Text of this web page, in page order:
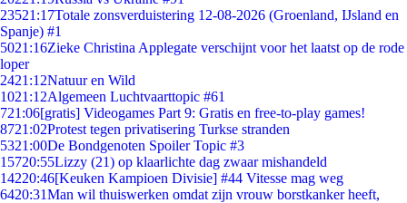
23521:17Totale zonsverduistering 12-08-2026 (Groenland, IJsland en
Spanje) #1
5021:16Zieke Christina Applegate verschijnt voor het laatst op de rode
loper
2421:12Natuur en Wild
1021:12Algemeen Luchtvaarttopic #61
721:06[gratis] Videogames Part 9: Gratis en free-to-play games!
8721:02Protest tegen privatisering Turkse stranden
5321:00De Bondgenoten Spoiler Topic #3
15720:55Lizzy (21) op klaarlichte dag zwaar mishandeld
14220:46[Keuken Kampioen Divisie] #44 Vitesse mag weg
6420:31Man wil thuiswerken omdat zijn vrouw borstkanker heeft,